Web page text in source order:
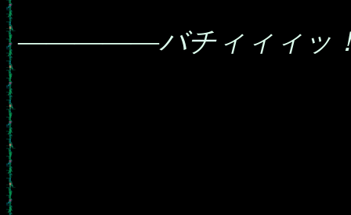
―――――バチィィィッ